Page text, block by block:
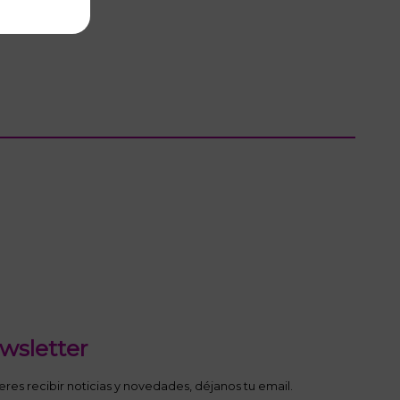
recibir noticias y novedades, déjanos tu email.